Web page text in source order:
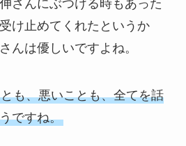
さんにぶつける時もあった
け止めてくれたというか
んは優しいですよね。
も、悪いことも、全てを話
ですね。